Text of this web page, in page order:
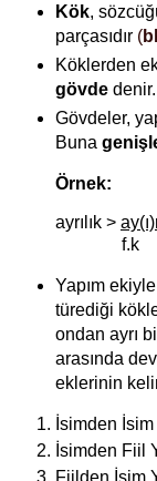
Kök,
parçasıdır (
Köklerden
gövdedenir.
Gövdeler,
Buna
Örnek:
ayrılık >
f.k
Yapım
türediği
ondan ayrı
arasında
eklerinin
İsimden
İsimden Fiil
Fiilden İsim